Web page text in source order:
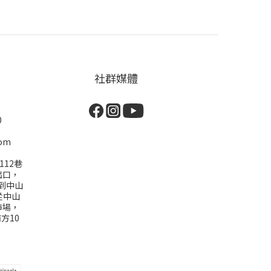
巷
，
中山
中山
，
10
社群媒體